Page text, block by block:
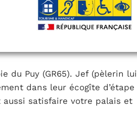
du Puy (GR65). Jef (pèlerin lui
dans leur écogîte d’étape
satisfaire votre palais et